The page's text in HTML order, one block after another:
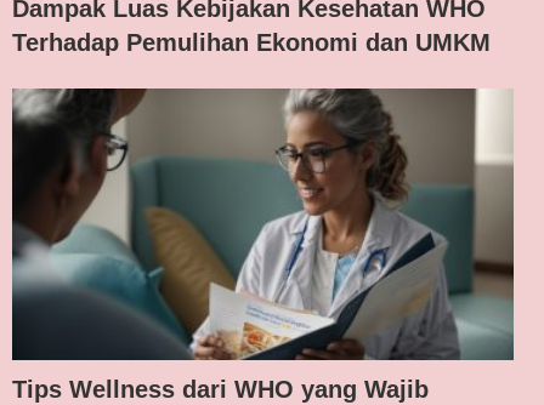
Dampak Luas Kebijakan Kesehatan WHO
Terhadap Pemulihan Ekonomi dan UMKM
Tips Wellness dari WHO yang Wajib